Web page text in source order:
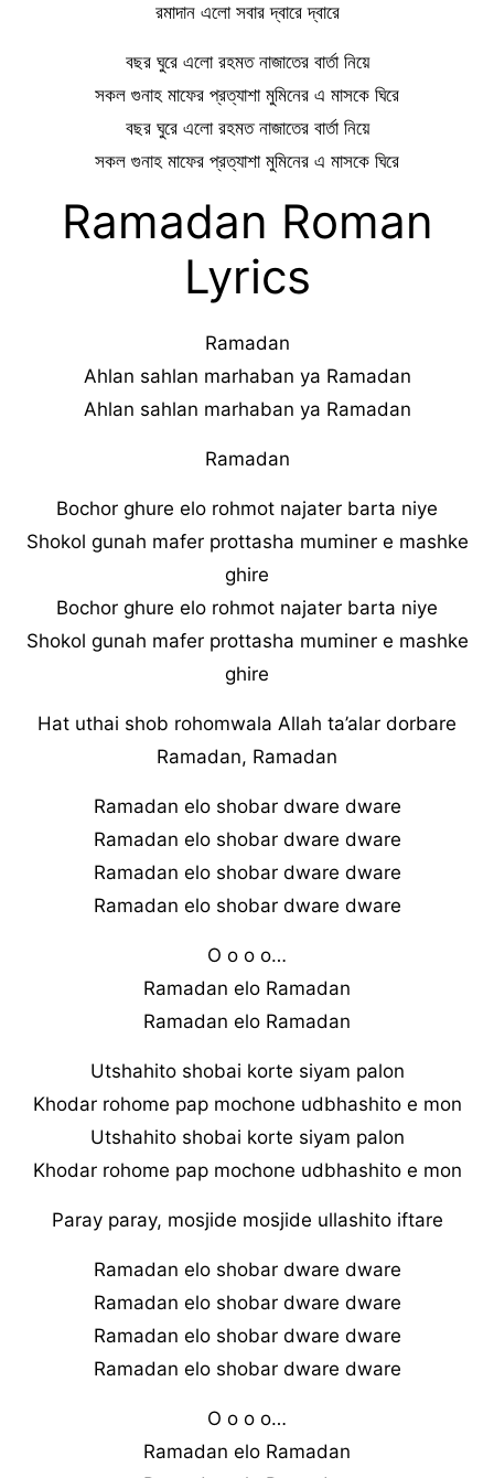
রমাদান এলো সবার দ্বারে দ্বারে
বছর ঘুরে এলো রহমত নাজাতের বার্তা নিয়ে
সকল গুনাহ মাফের প্রত্যাশা মুমিনের এ মাসকে ঘিরে
বছর ঘুরে এলো রহমত নাজাতের বার্তা নিয়ে
সকল গুনাহ মাফের প্রত্যাশা মুমিনের এ মাসকে ঘিরে
Ramadan Roman
Lyrics
Ramadan
Ahlan sahlan marhaban ya Ramadan
Ahlan sahlan marhaban ya Ramadan
Ramadan
Bochor ghure elo rohmot najater barta niye
Shokol gunah mafer prottasha muminer e mashke
ghire
Bochor ghure elo rohmot najater barta niye
Shokol gunah mafer prottasha muminer e mashke
ghire
Hat uthai shob rohomwala Allah ta’alar dorbare
Ramadan, Ramadan
Ramadan elo shobar dware dware
Ramadan elo shobar dware dware
Ramadan elo shobar dware dware
Ramadan elo shobar dware dware
O o o o…
Ramadan elo Ramadan
Ramadan elo Ramadan
Utshahito shobai korte siyam palon
Khodar rohome pap mochone udbhashito e mon
Utshahito shobai korte siyam palon
Khodar rohome pap mochone udbhashito e mon
Paray paray, mosjide mosjide ullashito iftare
Ramadan elo shobar dware dware
Ramadan elo shobar dware dware
Ramadan elo shobar dware dware
Ramadan elo shobar dware dware
O o o o…
Ramadan elo Ramadan